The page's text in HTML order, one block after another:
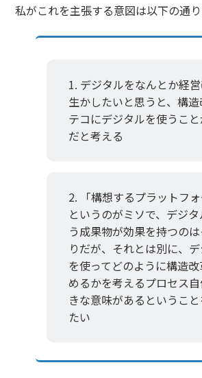
私がこれを主張する意図は以下の通り
デジタルをなんとか経
生かしたいと思うと、構
テコにデジタルを使うこ
だと考える
「構想するプラットフォ
というのがミソで、デジ
う成果物が効果を持つの
りだが、それとは別に、
を使ってどのように構造
めるかを考えるプロセス
きな意味があるというこ
たい